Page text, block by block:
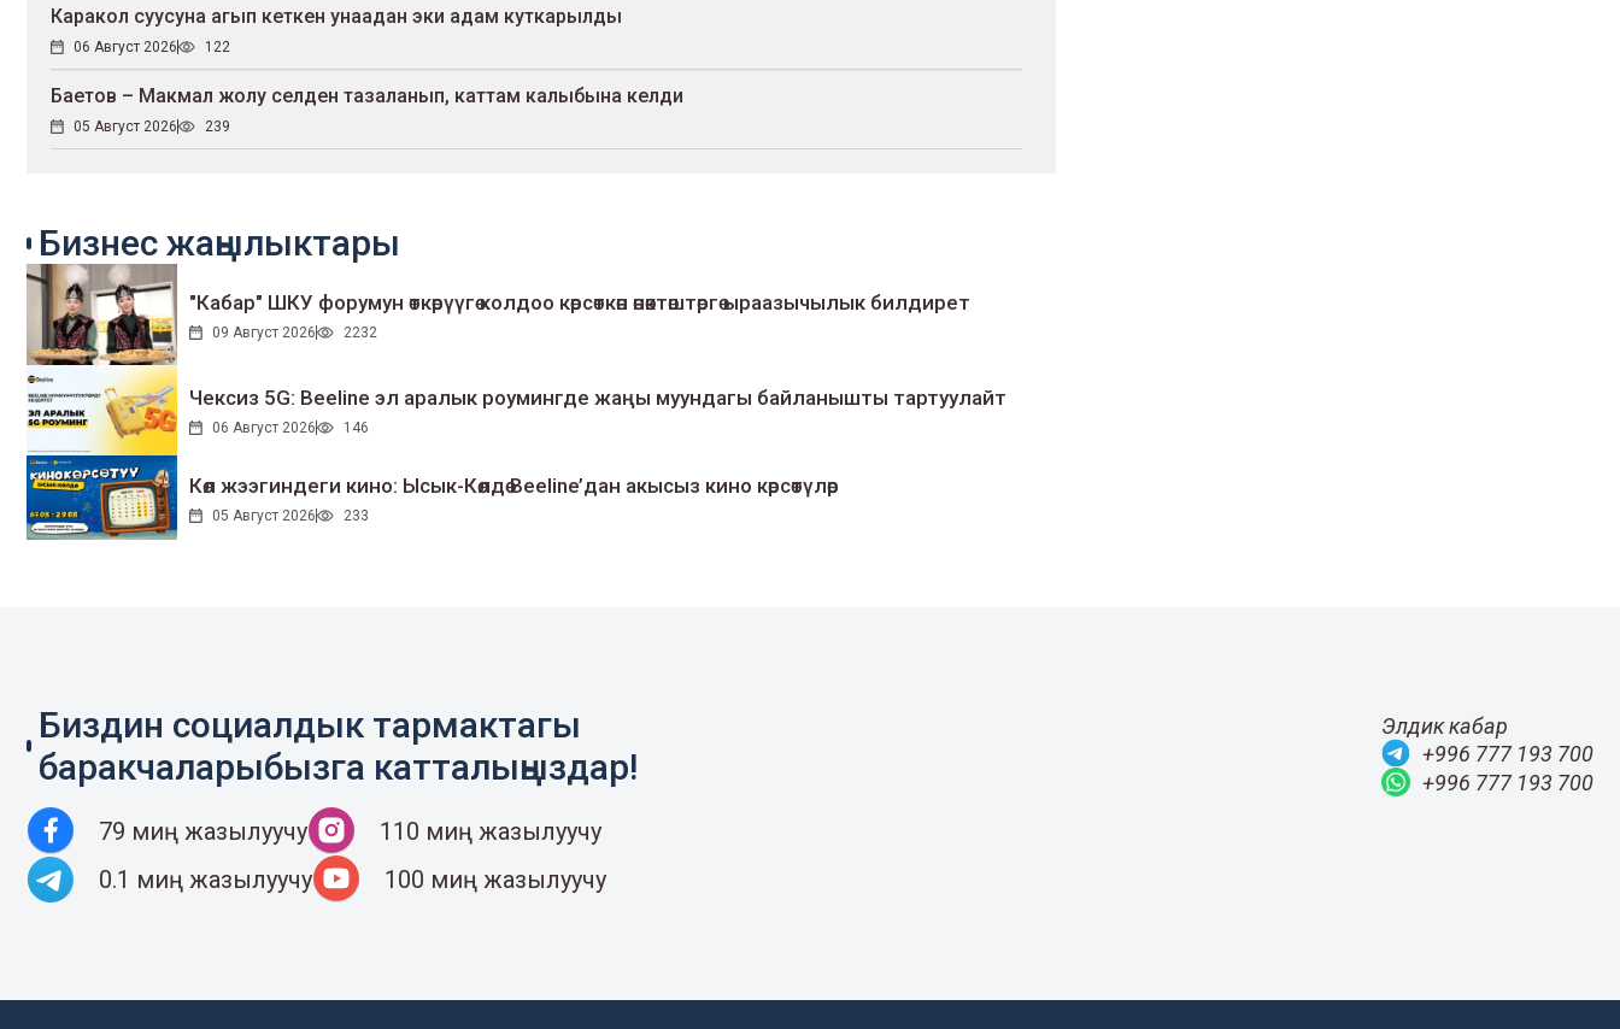
Каракол суусуна агып кеткен унаадан эки адам куткарылды
06 Август 2026 122
Баетов – Макмал жолу селден тазаланып, каттам калыбына келди
05 Август 2026 239
Бизнес жаңылыктары
"Кабар" ШКУ форумун өткөрүүгө колдоо көрсөткөн өнөктөштөргө ыраазычылык билдирет
09 Август 2026 2232
Чексиз 5G: Beeline эл аралык роумингде жаңы муундагы байланышты тартуулайт
06 Август 2026 146
Көл жээгиндеги кино: Ысык-Көлдө Beeline’дан акысыз кино көрсөтүлөр
05 Август 2026 233
Биздин социалдык тармактагы
баракчаларыбызга катталыңыздар!
79 миң жазылуучу
110 миң жазылуучу
0.1 миң жазылуучу
100 миң жазылуучу
Элдик кабар
+996 777 193 700
+996 777 193 700